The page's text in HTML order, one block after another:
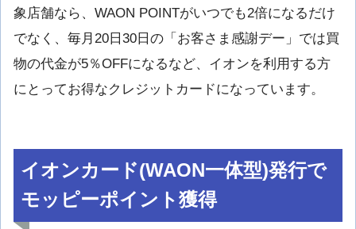
象店舗なら、WAON POINTがいつでも2倍になるだけ
でなく、毎月20日30日の「お客さま感謝デー」では買
物の代金が5％OFFになるなど、イオンを利用する方
にとってお得なクレジットカードになっています。
イオンカード(WAON一体型)発行で
モッピーポイント獲得